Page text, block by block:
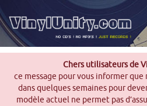
Chers utilisateurs de
ce message pour vous informer
dans quelques semaines pour
modèle actuel ne permet pas